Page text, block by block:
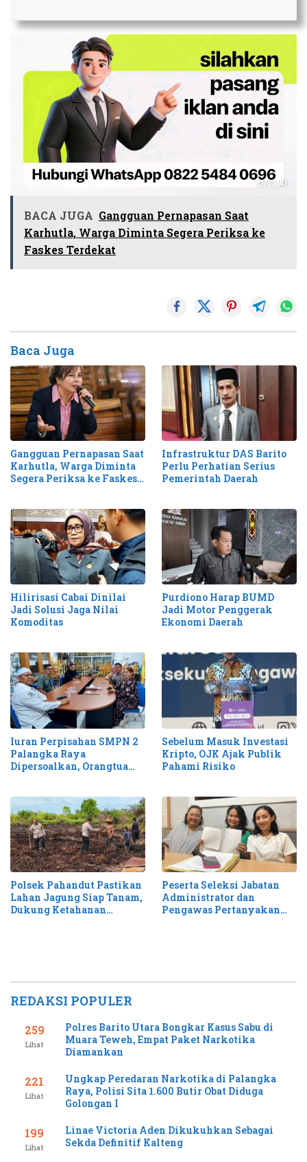
BACA JUGA Gangguan Pernapasan Saat
Karhutla, Warga Diminta Segera Periksa ke
Faskes Terdekat
Baca Juga
Gangguan Pernapasan Saat
Karhutla, Warga Diminta
Segera Periksa ke Faskes
Infrastruktur DAS Barito
Perlu Perhatian Serius
Pemerintah Daerah
Hilirisasi Cabai Dinilai
Jadi Solusi Jaga Nilai
Komoditas
Purdiono Harap BUMD
Jadi Motor Penggerak
Ekonomi Daerah
Iuran Perpisahan SMPN 2
Palangka Raya
Dipersoalkan, Orangtua
Sebelum Masuk Investasi
Kripto, OJK Ajak Publik
Pahami Risiko
Polsek Pahandut Pastikan
Lahan Jagung Siap Tanam,
Dukung Ketahanan
Peserta Seleksi Jabatan
Administrator dan
Pengawas Pertanyakan
REDAKSI POPULER
259
Lihat
Polres Barito Utara Bongkar Kasus Sabu di
Muara Teweh, Empat Paket Narkotika
Diamankan
221
Lihat
Ungkap Peredaran Narkotika di Palangka
Raya, Polisi Sita 1.600 Butir Obat Diduga
Golongan I
199
Lihat
Linae Victoria Aden Dikukuhkan Sebagai
Sekda Definitif Kalteng